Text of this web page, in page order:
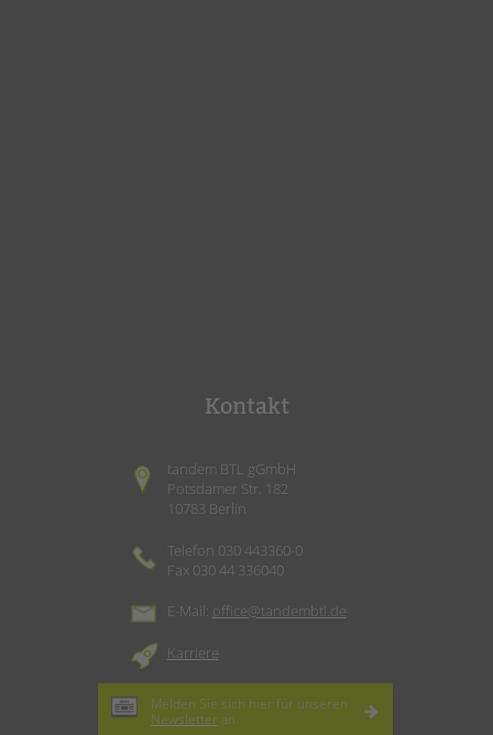
Kontakt
tandem BTL gGmbH
Potsdamer Str. 182
10783 Berlin
Telefon 030 443360-0
Fax 030 44 336040
E-Mail: office@tandembtl.de
Karriere
Melden Sie sich hier für unseren
Newsletter an.